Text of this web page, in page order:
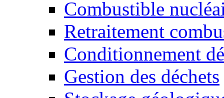
Combustible
Retraitement
Conditionnement
Gestion des déchets